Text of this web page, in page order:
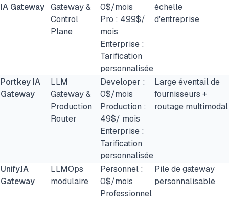
IA Gateway Gateway &
Control
Plane
0$/mois
Pro : 499$/
mois
Enterprise :
Tarification
personnalisée
échelle
d'entreprise
Portkey IA
Gateway
LLM
Gateway &
Production
Router
Developer :
0$/mois
Production :
49$/ mois
Enterprise :
Tarification
personnalisée
Large éventail de
fournisseurs +
routage multimodal
Unify.IA
Gateway
LLMOps
modulaire
Personnel :
0$/mois
Professionnel
Pile de gateway
personnalisable